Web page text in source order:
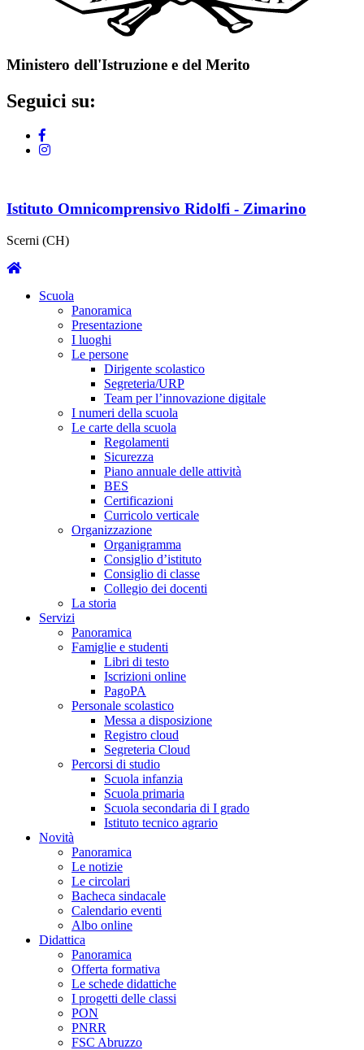
Ministero dell'Istruzione e del Merito
Seguici su:
Istituto Omnicomprensivo Ridolfi - Zimarino
Scerni (CH)
Scuola
Panoramica
Presentazione
I luoghi
Le persone
Dirigente scolastico
Segreteria/URP
Team per l’innovazione digitale
I numeri della scuola
Le carte della scuola
Regolamenti
Sicurezza
Piano annuale delle attività
BES
Certificazioni
Curricolo verticale
Organizzazione
Organigramma
Consiglio d’istituto
Consiglio di classe
Collegio dei docenti
La storia
Servizi
Panoramica
Famiglie e studenti
Libri di testo
Iscrizioni online
PagoPA
Personale scolastico
Messa a disposizione
Registro cloud
Segreteria Cloud
Percorsi di studio
Scuola infanzia
Scuola primaria
Scuola secondaria di I grado
Istituto tecnico agrario
Novità
Panoramica
Le notizie
Le circolari
Bacheca sindacale
Calendario eventi
Albo online
Didattica
Panoramica
Offerta formativa
Le schede didattiche
I progetti delle classi
PON
PNRR
FSC Abruzzo